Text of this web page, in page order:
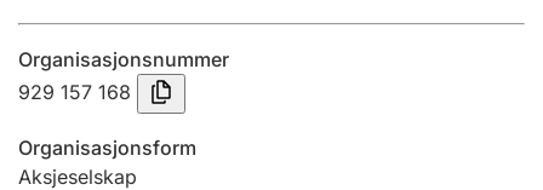
Innsending og forsinkelsesgebyr
Tinglysing
Organisasjonsnummer
929 157 168
Organisasjonsform
Aksjeselskap